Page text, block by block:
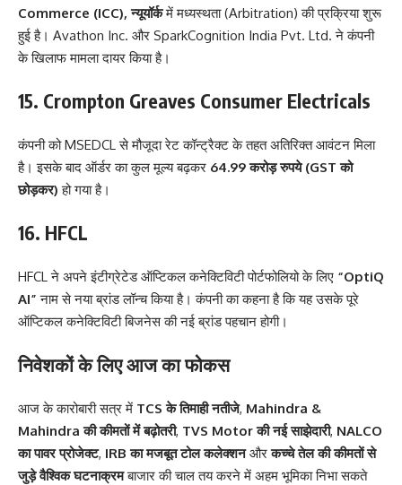
Commerce (ICC), न्यूयॉर्कमें मध्यस्थता (Arbitration) की प्रक्रिया शुरू
हुई है। Avathon Inc. और SparkCognition India Pvt. Ltd. ने कंपनी
के खिलाफ मामला दायर किया है।
15. Crompton Greaves Consumer Electricals
कंपनी को MSEDCL से मौजूदा रेट कॉन्ट्रैक्ट के तहत अतिरिक्त आवंटन मिला
है। इसके बाद ऑर्डर का कुल मूल्य बढ़कर 64.99 करोड़ रुपये (GST को
छोड़कर) हो गया है।
16. HFCL
HFCL ने अपने इंटीग्रेटेड ऑप्टिकल कनेक्टिविटी पोर्टफोलियो के लिए “OptiQ
AI” नाम से नया ब्रांड लॉन्च किया है। कंपनी का कहना है कि यह उसके पूरे
ऑप्टिकल कनेक्टिविटी बिजनेस की नई ब्रांड पहचान होगी।
निवेशकों के लिए आज का फोकस
आज के कारोबारी सत्र में TCS के तिमाही नतीजे, Mahindra &
Mahindra की कीमतों में बढ़ोतरी, TVS Motor की नई साझेदारी, NALCO
का पावर प्रोजेक्ट, IRB का मजबूत टोल कलेक्शनऔरकच्चे तेल की कीमतों से
जुड़े वैश्विक घटनाक्रमबाजार की चाल तय करने में अहम भूमिका निभा सकते